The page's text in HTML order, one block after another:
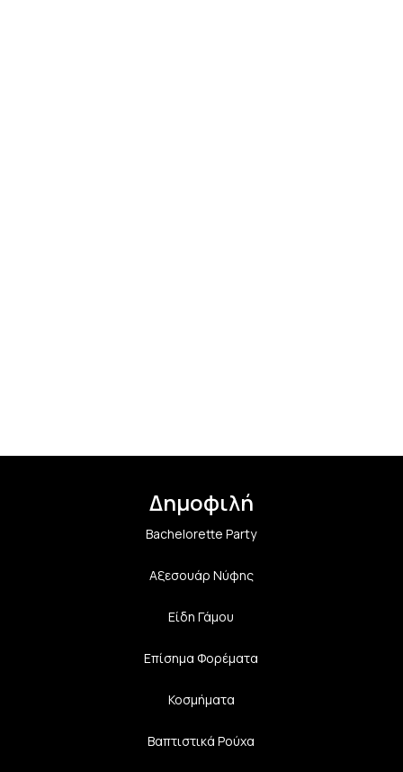
Δημοφιλή
Bachelorette Party
Αξεσουάρ Νύφης
Είδη Γάμου
Επίσημα Φορέματα
Κοσμήματα
Βαπτιστικά Ρούχα